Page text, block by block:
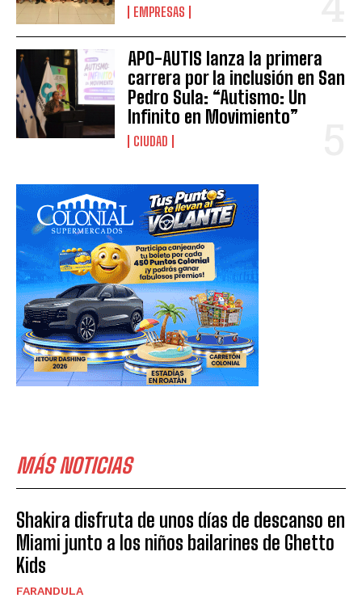
EMPRESAS
APO-AUTIS lanza la primera
carrera por la inclusión en San
Pedro Sula: “Autismo: Un
Infinito en Movimiento”
CIUDAD
MÁS NOTICIAS
Shakira disfruta de unos días de descanso en
Miami junto a los niños bailarines de Ghetto
Kids
FARANDULA